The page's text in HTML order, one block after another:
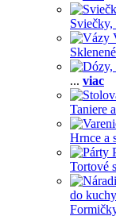
Sviečky,
... viac
Taniere
Hrnce a
Tortové
do